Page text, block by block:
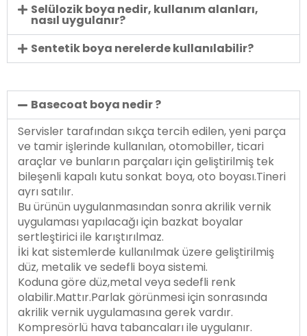
Selülozik boya nedir, kullanım alanları,
nasıl uygulanır?
Sentetik boya nerelerde kullanılabilir?
Basecoat boya nedir ?
Servisler tarafından sıkça tercih edilen, yeni parça
ve tamir işlerinde kullanılan, otomobiller, ticari
araçlar ve bunların parçaları için geliştirilmiş tek
bileşenli kapalı kutu sonkat boya, oto boyası.Tineri
ayrı satılır.
Bu ürünün uygulanmasından sonra akrilik vernik
uygulaması yapılacağı için bazkat boyalar
sertleştirici ile karıştırılmaz.
İki kat sistemlerde kullanılmak üzere geliştirilmiş
düz, metalik ve sedefli boya sistemi.
Koduna göre düz,metal veya sedefli renk
olabilir.Mattır.Parlak görünmesi için sonrasında
akrilik vernik uygulamasına gerek vardır.
Kompresörlü hava tabancaları ile uygulanır.